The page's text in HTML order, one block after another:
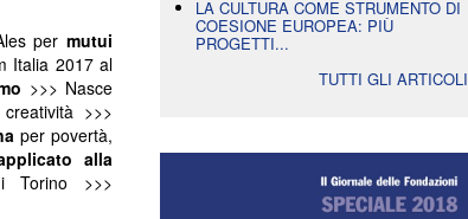
per mutui
Italia 2017 al
>>> Nasce
>>>
per povertà,
alla
Torino >>>
LA CULTURA COME STRUMENTO DI
COESIONE EUROPEA: PIÙ
PROGETTI...
TUTTI GLI ARTICOLI